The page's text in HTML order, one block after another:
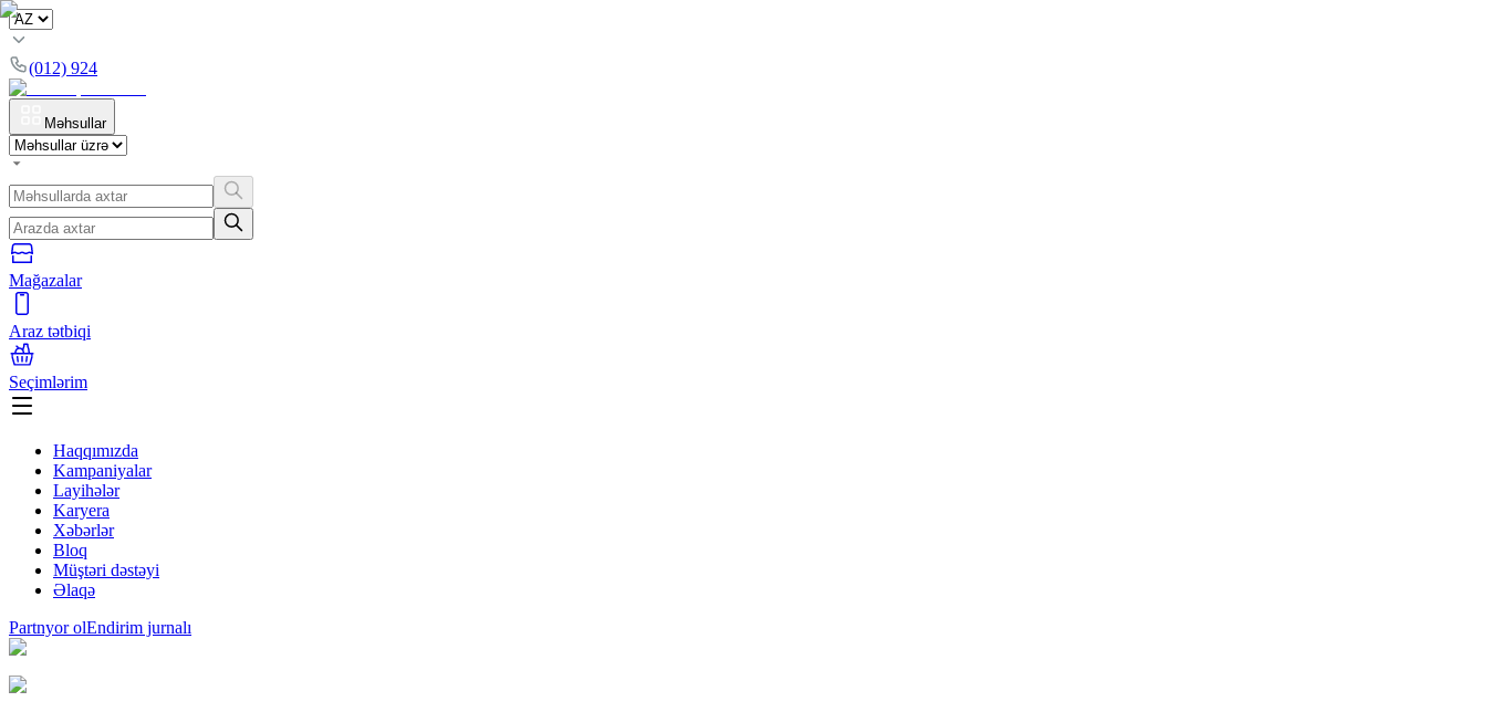
(012) 924
Məhsullar
Mağazalar
Araz tətbiqi
Seçimlərim
Haqqımızda
Kampaniyalar
Layihələr
Karyera
Xəbərlər
Bloq
Müştəri dəstəyi
Əlaqə
Partnyor olEndirim jurnalı